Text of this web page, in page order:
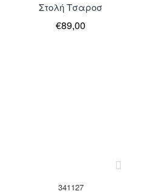
Στολή Τσαροσ
€89,00
341127